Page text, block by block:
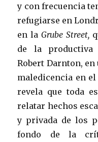
y con frecuencia
refugiarse en
en la Grube Street,
de la
Robert Darnton,
maledicencia en
revela que toda
relatar hechos
y privada de los
fondo de la